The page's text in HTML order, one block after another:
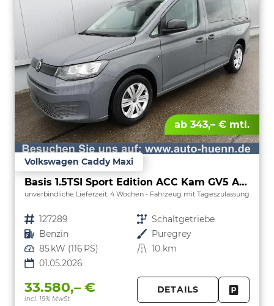
ab 343,– € mtl.
Volkswagen Caddy Maxi
Basis 1.5TSI Sport Edition ACC Kam GV5 App AHK Reling
unverbindliche Lieferzeit: 4 Wochen Fahrzeug mit Tageszulassung
Fahrzeugnr. 127289 Getriebe Schaltgetriebe
Kraftstoff Benzin Außenfarbe Puregrey
Leistung 85 kW (116 PS) Kilometerstand 10 km
01.05.2026
33.580,– €
incl. 19% MwSt.
DETAILS